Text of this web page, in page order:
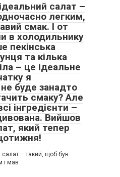
салат –
легким,
смак. І от
в холодильнику
пекінська
та кілька
– це ідеальне
я
буде занадто
смаку? Але
інгредієнти –
Вийшов
який тепер
– такий, щоб був
і мав